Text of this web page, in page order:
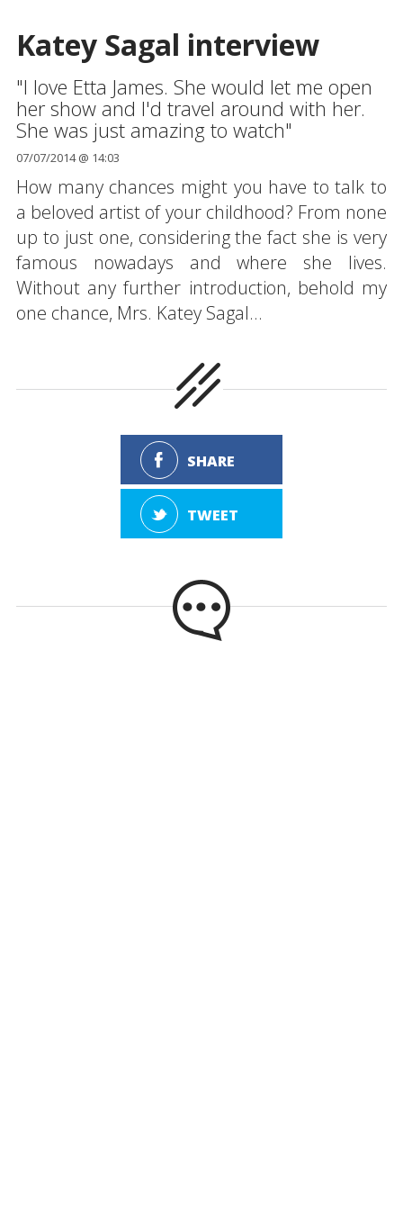
Katey Sagal interview
"I love Etta James. She would let me open
her show and I'd travel around with her.
She was just amazing to watch"
07/07/2014 @ 14:03
How many chances might you have to talk to
a beloved artist of your childhood? From none
up to just one, considering the fact she is very
famous nowadays and where she lives.
Without any further introduction, behold my
one chance, Mrs. Katey Sagal...
SHARE
TWEET